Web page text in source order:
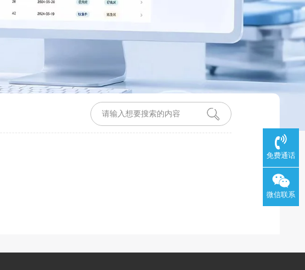
免费通话
微信联系